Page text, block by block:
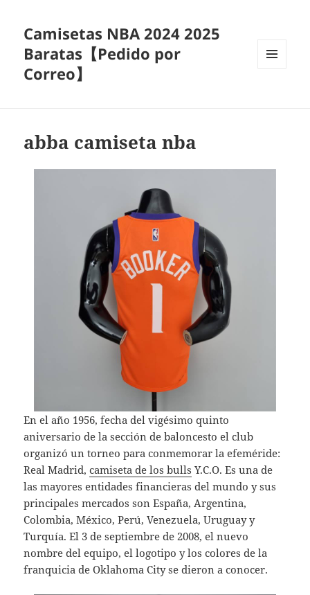
Camisetas NBA 2024 2025
Baratas【Pedido por
Correo】
abba camiseta nba
En el año 1956, fecha del vigésimo quinto
aniversario de la sección de baloncesto el club
organizó un torneo para conmemorar la efeméride:
Real Madrid,camiseta de los bulls Y.C.O. Es una de
las mayores entidades financieras del mundo y sus
principales mercados son España, Argentina,
Colombia, México, Perú, Venezuela, Uruguay y
Turquía. El 3 de septiembre de 2008, el nuevo
nombre del equipo, el logotipo y los colores de la
franquicia de Oklahoma City se dieron a conocer.